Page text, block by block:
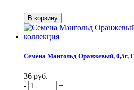
Семена Мангольд Оранжевый, 0,5г,
36 руб.
-
+